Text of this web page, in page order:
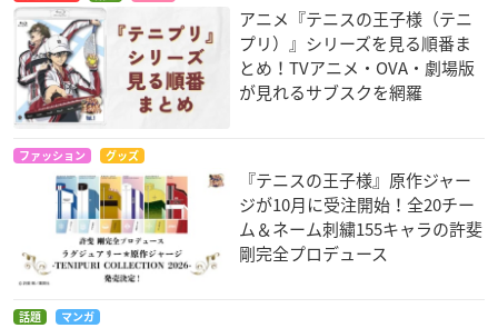
アニメ『テニスの王子様（テニ
プリ）』シリーズを見る順番ま
とめ！TVアニメ・OVA・劇場版
が見れるサブスクを網羅
ファッション グッズ
『テニスの王子様』原作ジャー
ジが10月に受注開始！全20チー
ム＆ネーム刺繍155キャラの許斐
剛完全プロデュース
話題 マンガ